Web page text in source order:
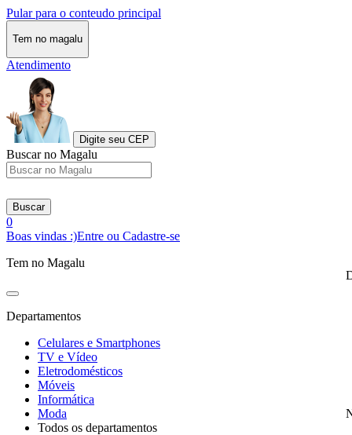
Pular para o conteudo principal
Tem no magalu
Atendimento
Digite seu CEP
Buscar no Magalu
Buscar
0
Boas vindas :)Entre ou Cadastre-se
Tem no Magalu
Departamentos
Celulares e Smartphones
TV e Vídeo
Eletrodomésticos
Móveis
Informática
Moda
Todos os departamentos